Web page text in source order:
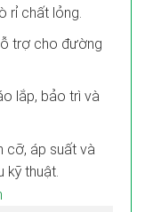
rỉ chất lỏng.
trợ cho đường
lắp, bảo trì và
cỡ, áp suất và
kỹ thuật.